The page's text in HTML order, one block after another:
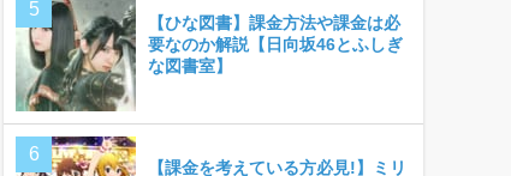
【ひな図書】課金方法や課金は必
要なのか解説【日向坂46とふしぎ
な図書室】
【課金を考えている方必見!】ミリ